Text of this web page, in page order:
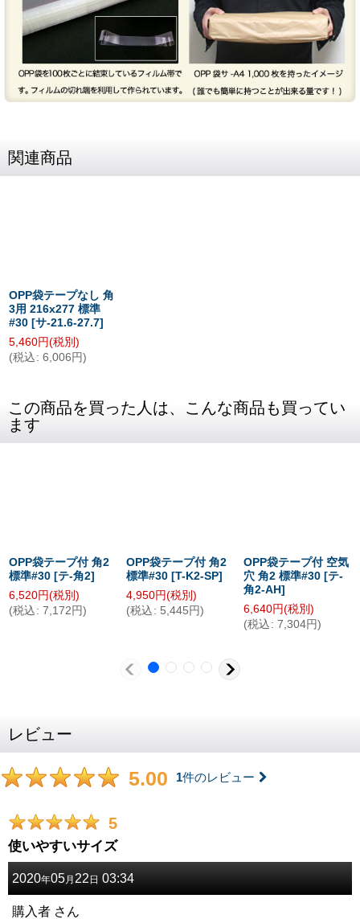
関連商品
OPP袋テープなし 角
3用 216x277 標準
#30 [サ-21.6-27.7]
5,460円(税別)
(税込 : 6,006 円)
この商品を買った人は、こんな商品も買ってい
ます
OPP袋テープ付 角2
標準#30 [テ-角2]
6,520円(税別)
(税込 : 7,172 円)
OPP袋テープ付 角2
標準#30 [T-K2-SP]
4,950円(税別)
(税込 : 5,445 円)
OPP袋テープ付 空気
穴 角2 標準#30 [テ-
角2-AH]
6,640円(税別)
(税込 : 7,304円)
レビュー
5.00 1件のレビュー
5
使いやすいサイズ
2020年05月 22 日 03:34
購入者 さん